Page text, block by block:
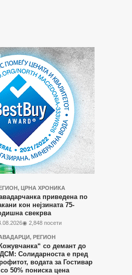
, ЦРНА ХРОНИКА
приведена по
кон нејзината 75-
свекрва
◉ 2,848 посети
, РЕГИОН
со демант до
Солидарноста е пред
водата за Гостивар
50% пониска цена